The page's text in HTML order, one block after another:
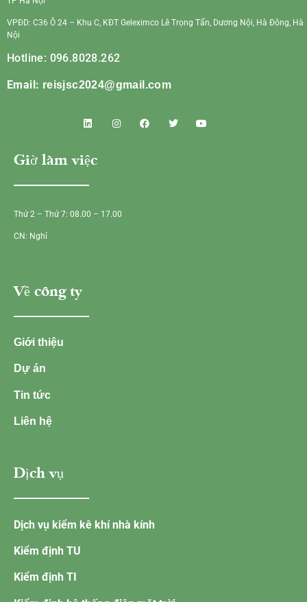
VPĐD: C36 Ô 24 – Khu C, KĐT Geleximco Lê Trọng Tấn, Dương Nội, Hà Đông, Hà
Nội
Hotline: 096.8028.262
Email: reisjsc2024@gmail.com
Giờ làm việc
Thứ 2 – Thứ 7: 08.00 – 17.00
CN: Nghỉ
Về công ty
Giới thiệu
Dự án
Tin tức
Liên hệ
Dịch vụ
Dịch vụ kiểm kê khí nhà kính
Kiểm định TU
Kiểm định TI